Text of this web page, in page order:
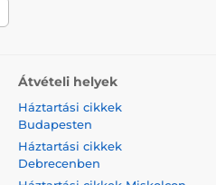
Átvételi helyek
Háztartási cikkek
Budapesten
Háztartási cikkek
Debrecenben